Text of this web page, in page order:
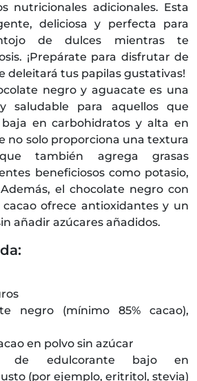
nutricionales adicionales. Esta
deliciosa y perfecta para
de dulces mientras te
¡Prepárate para disfrutar de
deleitará tus papilas gustativas!
negro y aguacate es una
saludable para aquellos que
en carbohidratos y alta en
no solo proporciona una textura
también agrega grasas
beneficiosos como potasio,
el chocolate negro con
ofrece antioxidantes y un
añadir azúcares añadidos.
negro (mínimo 85% cacao),
en polvo sin azúcar
de edulcorante bajo en
(por ejemplo, eritritol, stevia)